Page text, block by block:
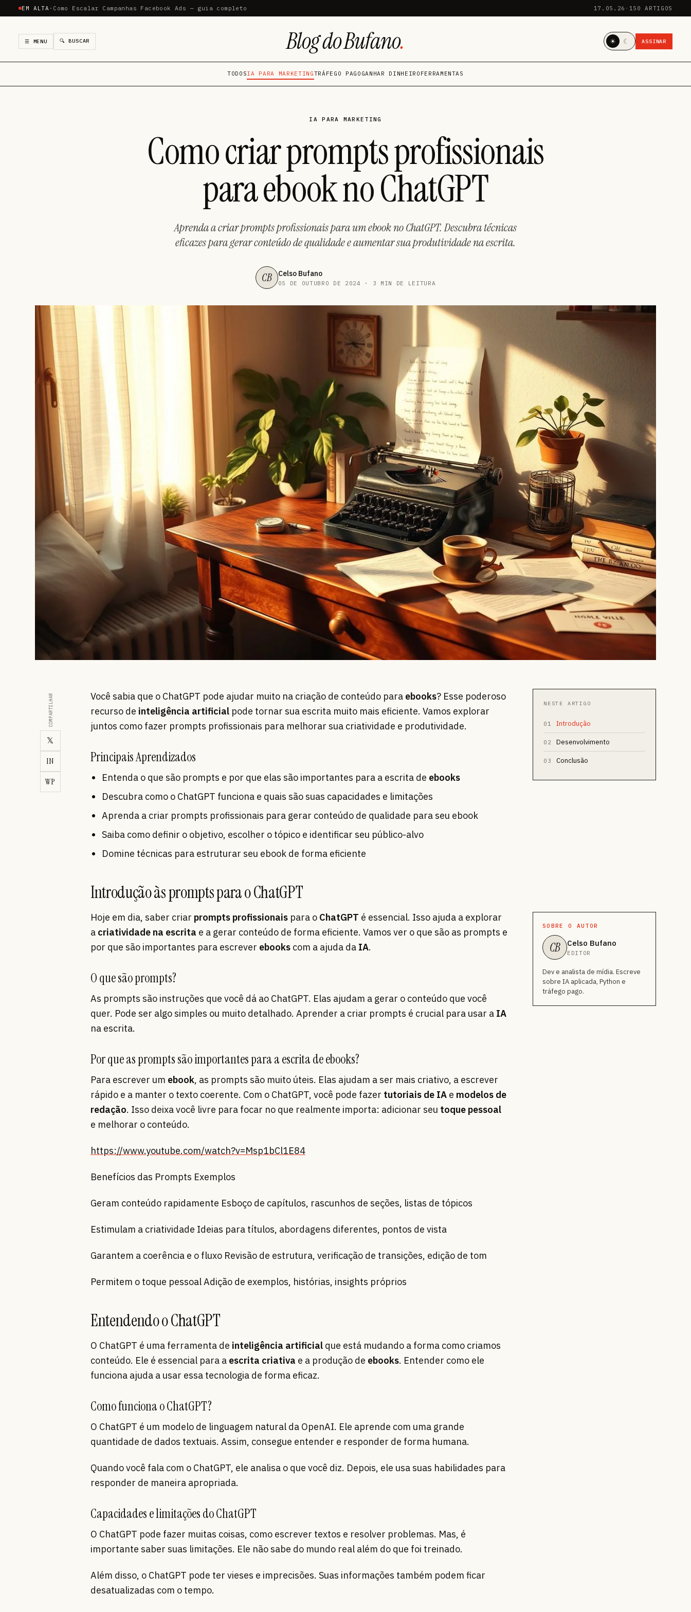
EM ALTA · Como Escalar Campanhas Facebook Ads — guia completo 17.05.26 · 150 ARTIGOS
☰ MENU 🔍 BUSCAR Blog do Bufano. ☀ ☾ ASSINAR
TODOSIA PARA MARKETINGTRÁFEGO PAGO GANHAR DINHEIRO FERRAMENTAS
IA PARA MARKETING
Como criar prompts profissionais
para ebook no ChatGPT
Aprenda a criar prompts profissionais para um ebook no ChatGPT. Descubra técnicas
eficazes para gerar conteúdo de qualidade e aumentar sua produtividade na escrita.
CB Celso Bufano
05 DE OUTUBRO DE 2024 · 3 MIN DE LEITURA
COMPARTILHAR
𝕏
IN
WP
Você sabia que o ChatGPT pode ajudar muito na criação de conteúdo para ebooks? Esse poderoso
recurso de inteligência artificial pode tornar sua escrita muito mais eficiente. Vamos explorar
juntos como fazer prompts profissionais para melhorar sua criatividade e produtividade.
Principais Aprendizados
Entenda o que são prompts e por que elas são importantes para a escrita de ebooks
Descubra como o ChatGPT funciona e quais são suas capacidades e limitações
Aprenda a criar prompts profissionais para gerar conteúdo de qualidade para seu ebook
Saiba como definir o objetivo, escolher o tópico e identificar seu público-alvo
Domine técnicas para estruturar seu ebook de forma eficiente
Introdução às prompts para o ChatGPT
Hoje em dia, saber criar prompts profissionais para o ChatGPT é essencial. Isso ajuda a explorar
a criatividade na escrita e a gerar conteúdo de forma eficiente. Vamos ver o que são as prompts e
por que são importantes para escrever ebooks com a ajuda da IA.
O que são prompts?
As prompts são instruções que você dá ao ChatGPT. Elas ajudam a gerar o conteúdo que você
quer. Pode ser algo simples ou muito detalhado. Aprender a criar prompts é crucial para usar a IA
na escrita.
Por que as prompts são importantes para a escrita de ebooks?
Para escrever um ebook, as prompts são muito úteis. Elas ajudam a ser mais criativo, a escrever
rápido e a manter o texto coerente. Com o ChatGPT, você pode fazer tutoriais de IA e modelos de
redação. Isso deixa você livre para focar no que realmente importa: adicionar seu toque pessoal
e melhorar o conteúdo.
https://www.youtube.com/watch?v=Msp1bCl1E84
Benefícios das Prompts Exemplos
Geram conteúdo rapidamente Esboço de capítulos, rascunhos de seções, listas de tópicos
Estimulam a criatividade Ideias para títulos, abordagens diferentes, pontos de vista
Garantem a coerência e o fluxo Revisão de estrutura, verificação de transições, edição de tom
Permitem o toque pessoal Adição de exemplos, histórias, insights próprios
Entendendo o ChatGPT
O ChatGPT é uma ferramenta de inteligência artificial que está mudando a forma como criamos
conteúdo. Ele é essencial para a escrita criativa e a produção de ebooks. Entender como ele
funciona ajuda a usar essa tecnologia de forma eficaz.
Como funciona o ChatGPT?
O ChatGPT é um modelo de linguagem natural da OpenAI. Ele aprende com uma grande
quantidade de dados textuais. Assim, consegue entender e responder de forma humana.
Quando você fala com o ChatGPT, ele analisa o que você diz. Depois, ele usa suas habilidades para
responder de maneira apropriada.
Capacidades e limitações do ChatGPT
O ChatGPT pode fazer muitas coisas, como escrever textos e resolver problemas. Mas, é
importante saber suas limitações. Ele não sabe do mundo real além do que foi treinado.
Além disso, o ChatGPT pode ter vieses e imprecisões. Suas informações também podem ficar
desatualizadas com o tempo.
NESTE ARTIGO
01 Introdução
02 Desenvolvimento
03 Conclusão
SOBRE O AUTOR
CB Celso Bufano
EDITOR
Dev e analista de mídia. Escreve
sobre IA aplicada, Python e
tráfego pago.